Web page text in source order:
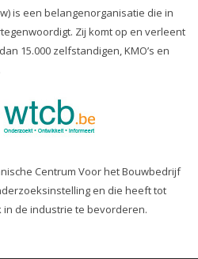
is een belangenorganisatie die in
Zij komt op en verleent
15.000 zelfstandigen, KMO’s en
Centrum Voor het Bouwbedrijf
en die heeft tot
de industrie te bevorderen.